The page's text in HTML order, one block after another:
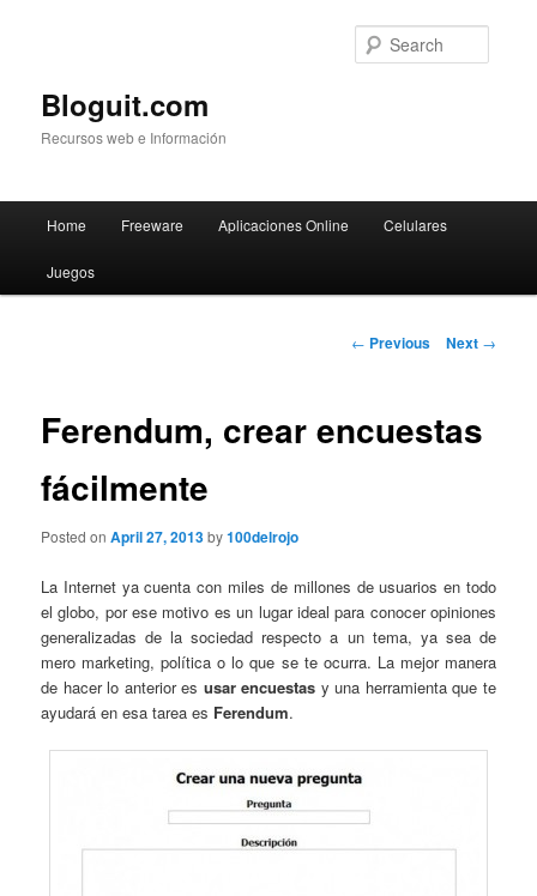
Bloguit.com
Recursos web e Información
Skip
to
Home Freeware Aplicaciones Online Celulares
Juegos
Post
← Previous Next →
Ferendum, crear encuestas
fácilmente
Posted onApril 27, 2013by100delrojo
La Internet ya cuenta con miles de millones de usuarios en todo
el globo, por ese motivo es un lugar ideal para conocer opiniones
generalizadas de la sociedad respecto a un tema, ya sea de
mero marketing, política o lo que se te ocurra. La mejor manera
de hacer lo anterior es usar encuestas y una herramienta que te
ayudará en esa tarea es Ferendum.